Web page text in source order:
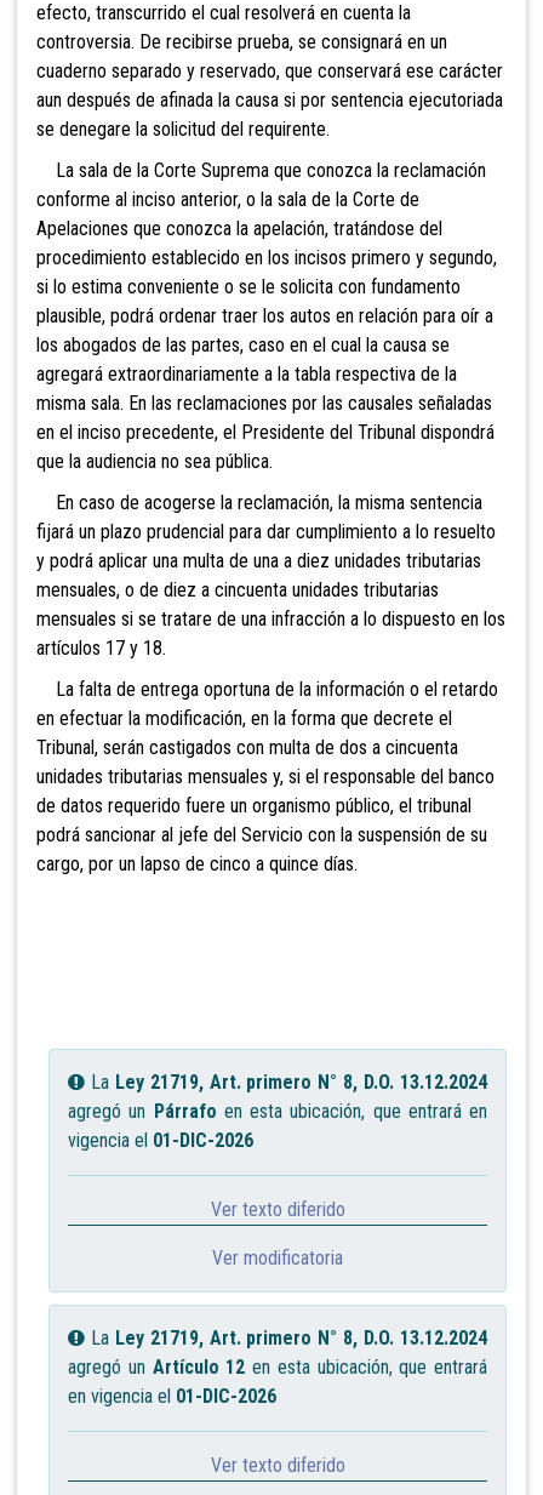
efecto, transcurrido el cual resolverá en cuenta la
controversia. De recibirse prueba, se consignará en un
cuaderno separado y reservado, que conservará ese carácter
aun después de afinada la causa si por sentencia ejecutoriada
se denegare la solicitud del requirente.
La sala de la Corte Suprema que conozca la reclamación
conforme al inciso anterior, o la sala de la Corte de
Apelaciones que conozca la apelación, tratándose del
procedimiento establecido en los incisos primero y segundo,
si lo estima conveniente o se le solicita con fundamento
plausible, podrá ordenar traer los autos en relación para oír a
los abogados de las partes, caso en el cual la causa se
agregará extraordinariamente a la tabla respectiva de la
misma sala. En las reclamaciones por las causales señaladas
en el inciso precedente, el Presidente del Tribunal dispondrá
que la audiencia no sea pública.
En caso de acogerse la reclamación, la misma sentencia
fijará un plazo prudencial para dar cumplimiento a lo resuelto
y podrá aplicar una multa de una a diez unidades tributarias
mensuales, o de diez a cincuenta unidades tributarias
mensuales si se tratare de una infracción a lo dispuesto en los
artículos 17 y 18.
La falta de entrega oportuna de la información o el retardo
en efectuar la modificación, en la forma que decrete el
Tribunal, serán castigados con multa de dos a cincuenta
unidades tributarias mensuales y, si el responsable del banco
de datos requerido fuere un organismo público, el tribunal
podrá sancionar al jefe del Servicio con la suspensión de su
cargo, por un lapso de cinco a quince días.
La Ley 21719, Art. primero N° 8, D.O. 13.12.2024
agregó un Párrafo en esta ubicación, que entrará en
vigencia el 01-DIC-2026
Ver texto diferido
Ver modificatoria
La Ley 21719, Art. primero N° 8, D.O. 13.12.2024
agregó un Artículo 12 en esta ubicación, que entrará
en vigencia el 01-DIC-2026
Ver texto diferido